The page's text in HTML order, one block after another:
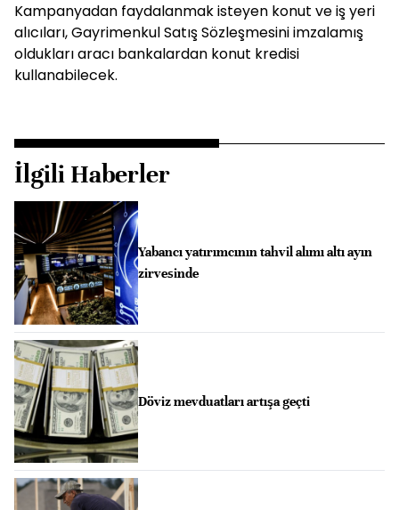
Kampanyadan faydalanmak isteyen konut ve iş yeri
alıcıları, Gayrimenkul Satış Sözleşmesini imzalamış
oldukları aracı bankalardan konut kredisi
kullanabilecek.
İlgili Haberler
Yabancı yatırımcının tahvil alımı altı ayın
zirvesinde
Döviz mevduatları artışa geçti